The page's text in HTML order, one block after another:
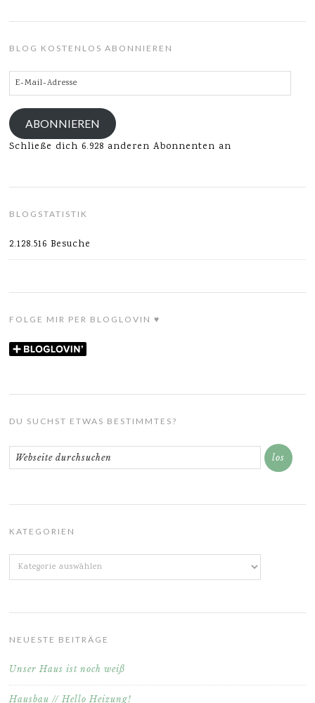
BLOG KOSTENLOS ABONNIEREN
E-
Mail-
Adresse
ABONNIEREN
Schließe dich 6.928 anderen Abonnenten an
BLOGSTATISTIK
2.128.516 Besuche
FOLGE MIR PER BLOGLOVIN ♥
DU SUCHST ETWAS BESTIMMTES?
KATEGORIEN
Kategorien
NEUESTE BEITRÄGE
Unser Haus ist noch weiß
Hausbau // Hello Heizung!